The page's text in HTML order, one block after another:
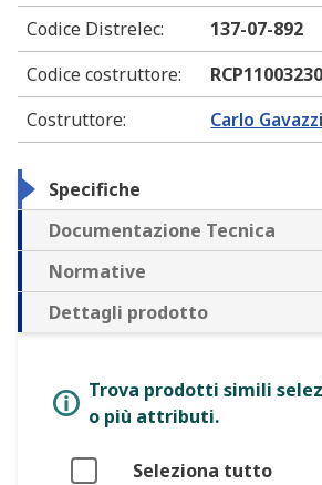
Codice Distrelec:
137-07-892
Codice costruttore:
Costruttore: Carlo Gavazzi
Specifiche
Documentazione Tecnica
Normative
Dettagli prodotto
Trova prodotti simili
o più attributi.
Seleziona tutto